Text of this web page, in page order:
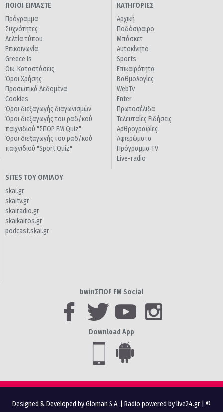
ΠΟΙΟΙ ΕΙΜΑΣΤΕ
Πρόγραμμα
Συχνότητες
Δελτία τύπου
Επικοινωνία
Greece Is
Οικ. Καταστάσεις
Όροι Χρήσης
Προσωπικά Δεδομένα
Cookies
Όροι διεξαγωγής διαγωνισμών
Όροι διεξαγωγής του ραδ/κού
παιχνιδιού "ΣΠΟΡ FM Quiz"
Όροι διεξαγωγής του ραδ/κού
παιχνιδιού "Sport Quiz"
ΚΑΤΗΓΟΡΙΕΣ
Αρχική
Ποδόσφαιρο
Μπάσκετ
Αυτοκίνητο
Sports
Επικαιρότητα
Βαθμολογίες
WebTv
Enter
Πρωτοσέλιδα
Τελευταίες Ειδήσεις
Αρθρογραφίες
Αφιερώματα
Πρόγραμμα TV
Live-radio
SITES ΤΟΥ ΟΜΙΛΟΥ
skai.gr
skaitv.gr
skairadio.gr
skaikairos.gr
podcast.skai.gr
bwinΣΠΟΡ FM Social
Download App
Designed & Developed by Gloman S.A. Radio powered by live24.gr | ©